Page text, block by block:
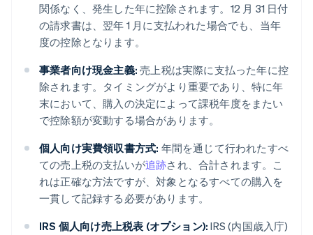
関係なく、発生した年に控除されます。12 月 31 日付
の請求書は、翌年 1 月に支払われた場合でも、当年
度の控除となります。
事業者向け現金主義: 売上税は実際に支払った年に控
除されます。タイミングがより重要であり、特に年
末において、購入の決定によって課税年度をまたい
で控除額が変動する場合があります。
個人向け実費領収書方式: 年間を通じて行われたすべ
ての売上税の支払いが追跡され、合計されます。こ
れは正確な方法ですが、対象となるすべての購入を
一貫して記録する必要があります。
IRS 個人向け売上税表 (オプション): IRS (内国歳入庁)